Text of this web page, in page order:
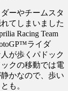
ーやチームスタ
てしまいました
Racing Team
ライダ
が歩くパドック
クの移動では電
かなので、歩い
も。